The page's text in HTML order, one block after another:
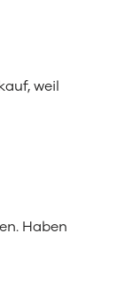
weil
Haben